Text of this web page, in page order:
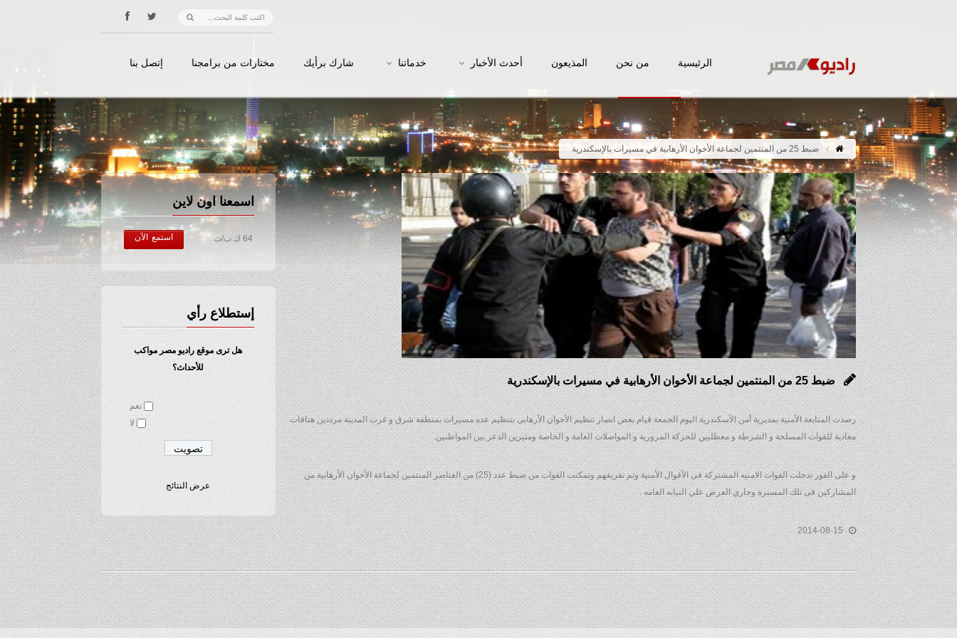
الرئيسية من نحن المذيعون أحدث الأخبار خدماتنا شارك برأيك مختارات من برامجنا إتصل بنا
ضبط 25 من المنتمين لجماعة الأخوان الأرهابية في مسيرات بالإسكندرية
اسمعنا اون لاين
64 ك ب/ث استمع الآن
إستطلاع رأي
هل ترى موقع راديو مصر مواكب
للأحداث؟
نعم
لا
عرض النتائج
ضبط 25 من المنتمين لجماعة الأخوان الأرهابية في مسيرات بالإسكندرية
رصدت المتابعة الأمنية بمديرية أمن الأسكندرية اليوم الجمعة قيام بعض ‏انصار تنظيم الأخوان الأرهابى بتنظيم عده مسيرات بمنطقة شرق و غرب المدينة مرددين هتافات
معادية للقوات المسلحة و ‏الشرطة و معطليين للحركة المرورية و ‏المواصلات العامة و الخاصة ومثيرين الذعر بين المواطنين.
و على الفور تدخلت القوات الامنيه المشتركة فى الأقوال ‏الأمنية وتم تفريقهم وتمكنت القوات من ضبط عدد (25) من العناصر المنتمين لجماعة الأخوان الأرهابية من
المشاركين فى تلك المسيرة وجاري العرض علي النيابه العامه .
2014-08-15